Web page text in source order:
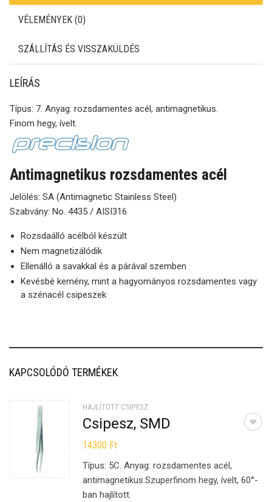
VÉLEMÉNYEK (0)
SZÁLLÍTÁS ÉS VISSZAKÜLDÉS
LEÍRÁS
Típus: 7. Anyag: rozsdamentes acél, antimagnetikus.
Finom hegy, ívelt.
Antimagnetikus rozsdamentes acél
Jelölés: SA (Antimagnetic Stainless Steel)
Szabvány: No. 4435 / AISI316
Rozsdaálló acélból készült
Nem magnetizálódik
Ellenálló a savakkal és a párával szemben
Kevésbé kemény, mint a hagyományos rozsdamentes vagy
a szénacél csipeszek
KAPCSOLÓDÓ TERMÉKEK
HAJLÍTOTT CSIPESZ
Csipesz, SMD
14300 Ft
Típus: 5C. Anyag: rozsdamentes acél,
antimagnetikus.Szuperfinom hegy, ívelt, 60°-
ban hajlított.